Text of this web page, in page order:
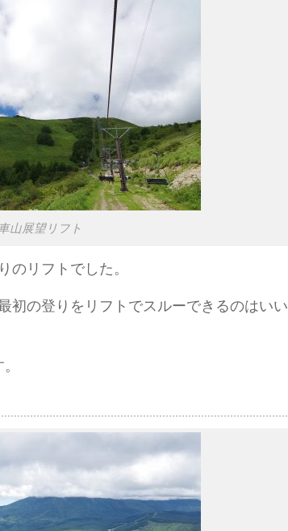
山展望リフト
のリフトでした。
初の登りをリフトでスルーできるのはいい